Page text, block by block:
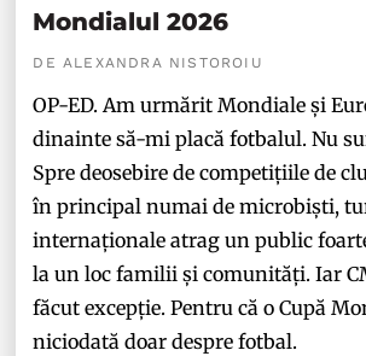
Mondialul 2026
DE ALEXANDRA NISTOROIU
OP-ED. Am urmărit Mondiale și
dinainte să-mi placă fotbalul. Nu
Spre deosebire de competițiile de
în principal numai de microbiști,
internaționale atrag un public
la un loc familii și comunități. Iar
făcut excepție. Pentru că o Cupă
niciodată doar despre fotbal.